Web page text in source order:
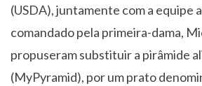
(USDA), juntamente com a equipe
comandado pela primeira-dama,
propuseram substituir a pirâmide
(MyPyramid), por um prato